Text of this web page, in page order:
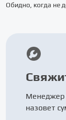
Обидно, когда не
Менеджер
назовет